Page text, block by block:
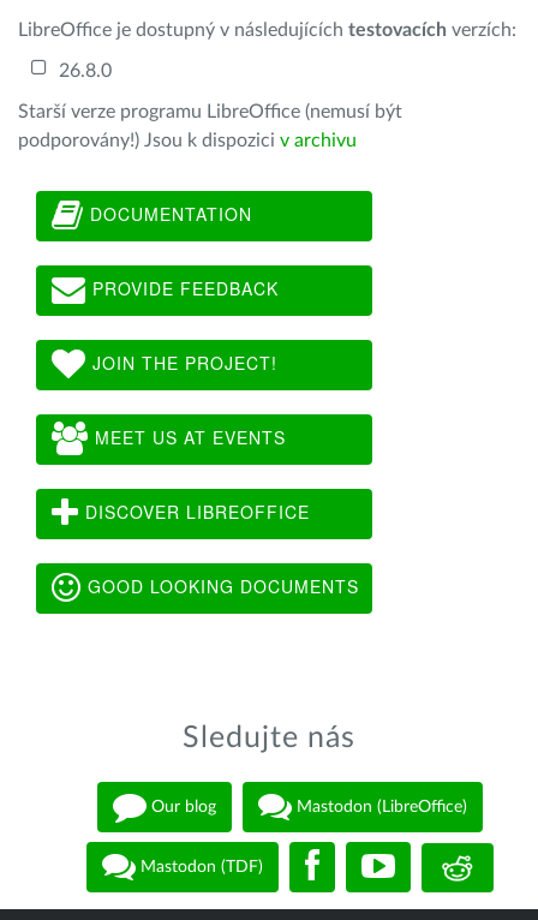
LibreOffice je dostupný v následujících testovacích verzích:
26.8.0
Starší verze programu LibreOffice (nemusí být
podporovány!) Jsou k dispozici v archivu
DOCUMENTATION
PROVIDE FEEDBACK
JOIN THE PROJECT!
MEET US AT EVENTS
DISCOVER LIBREOFFICE
GOOD LOOKING DOCUMENTS
Sledujte nás
Our blog Mastodon (LibreOffice)
Mastodon (TDF)